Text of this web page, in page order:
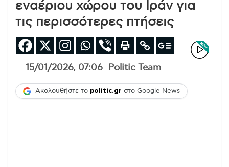
εναέριου χώρου του Ιράν για
τις περισσότερες πτήσεις
15/01/2026, 07:06 Politic Team
Ακολουθήστε το politic.gr στο Google News